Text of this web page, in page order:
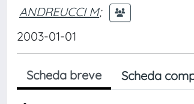
ANDREUCCI M;
2003-01-01
Scheda breve Scheda